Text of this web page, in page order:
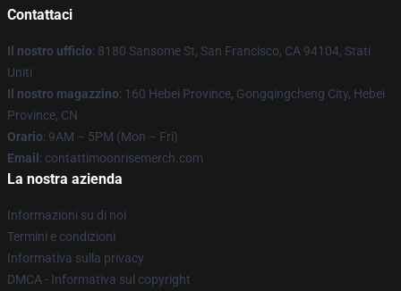
Contattaci
Il nostro ufficio: 8180 Sansome St, San Francisco, CA 94104, Stati
Uniti
Il nostro magazzino: 160 Hebei Province, Gongqingcheng City, Hebei
Province, CN
Orario: 9AM – 5PM (Mon – Fri)
Email : contattimoonrisemerch.com
La nostra azienda
Informazioni su di noi
Termini e condizioni
Informativa sulla privacy
DMCA - Informativa sul copyright